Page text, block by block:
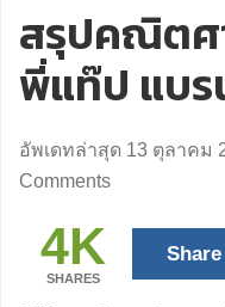
สรุปคณิตศ
พี่แท๊ป แบร
อัพเดทล่าสุด 13 ตุลาคม
Comments
4K
SHARES
Share